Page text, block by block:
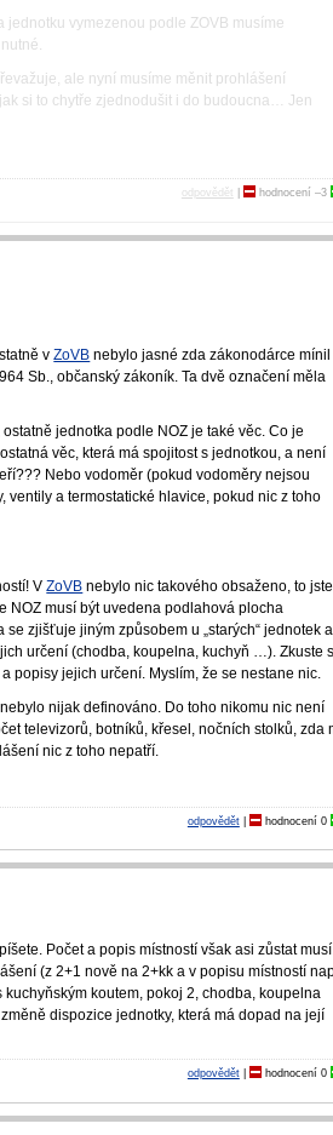
jednotku vymezenou podle ZOVB musíme
ale nyní musíme měnit prohlášení
si to chytře zjednodušit i do budoucna… Jen
odpovědět hodnocení –3
vZoVB nebylo jasné zda zákonodárce mínil
Sb., občanský zákoník. Ta dvě označení měla
jednotka podle NOZ je také věc. Co je
věc, která má spojitost s jednotkou, a není
Nebo vodoměr (pokud vodoměry nejsou
a termostatické hlavice, pokud nic z toho
VZoVB nebylo nic takového obsaženo, to jste
NOZ musí být uvedena podlahová plocha
zjišťuje jiným způsobem u „starých“ jednotek
určení (chodba, koupelna, kuchyň …). Zkuste
popisy jejich určení. Myslím, že se nestane nic.
nijak definováno. Do toho nikomu nic není
televizorů, botníků, křesel, nočních stolků, zda
nic z toho nepatří.
odpovědět| hodnocení 0
Počet a popis místností však asi zůstat
(z 2+1 nově na 2+kk a v popisu místností
koutem, pokoj 2, chodba, koupelna
dispozice jednotky, která má dopad na její
odpovědět| hodnocení 0